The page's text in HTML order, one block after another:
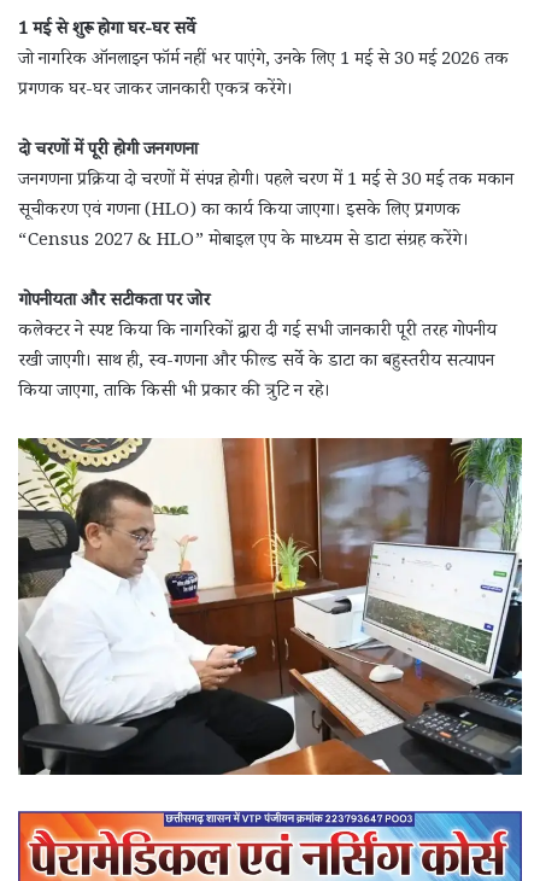
1 मई से शुरू होगा घर-घर सर्वे
जो नागरिक ऑनलाइन फॉर्म नहीं भर पाएंगे, उनके लिए 1 मई से 30 मई 2026 तक
प्रगणक घर-घर जाकर जानकारी एकत्र करेंगे।
दो चरणों में पूरी होगी जनगणना
जनगणना प्रक्रिया दो चरणों में संपन्न होगी। पहले चरण में 1 मई से 30 मई तक मकान
सूचीकरण एवं गणना (HLO) का कार्य किया जाएगा। इसके लिए प्रगणक
“Census 2027 & HLO” मोबाइल एप के माध्यम से डाटा संग्रह करेंगे।
गोपनीयता और सटीकता पर जोर
कलेक्टर ने स्पष्ट किया कि नागरिकों द्वारा दी गई सभी जानकारी पूरी तरह गोपनीय
रखी जाएगी। साथ ही, स्व-गणना और फील्ड सर्वे के डाटा का बहुस्तरीय सत्यापन
किया जाएगा, ताकि किसी भी प्रकार की त्रुटि न रहे।